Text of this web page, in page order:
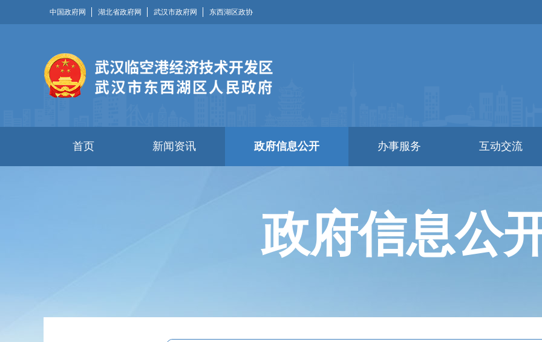
中国政府网 湖北省政府网 武汉市政府网 东西湖区政协
首页 新闻资讯 政府信息公开 办事服务 互动交流
政府信息公